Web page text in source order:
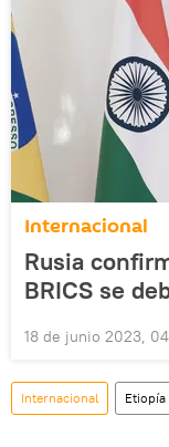
Internacional
Rusia
BRICS se
18 de junio 2023,
Internacional Etiopía